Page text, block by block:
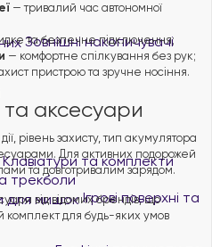
Зовнішні накопичувачі
Клавіатури та комплекти
трекболи
Ігрові поверхні та
— тривалий час автономної
та безпечне підключення;
— комфортне спілкування без рук;
пристрою та зручне носіння.
аксесуари
рівень захисту, тип акумулятора
Для активних подорожей
та довготривалим зарядом.
від відомих брендів, що
комплект для будь-яких умов